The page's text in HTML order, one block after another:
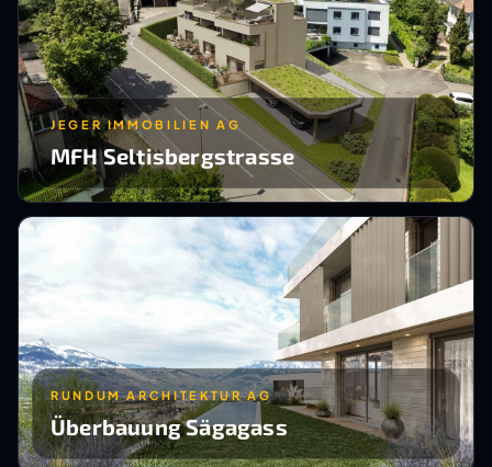
JEGER IMMOBILIEN AG
MFH Seltisbergstrasse
RUNDUM ARCHITEKTUR AG
Überbauung Sägagass